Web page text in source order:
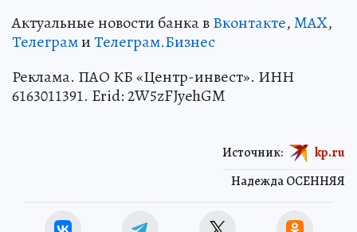
Актуальные новости банка вВконтакте,MAX,
ТелеграмиТелеграм.Бизнес
Реклама. ПАО КБ «Центр-инвест». ИНН
6163011391. Erid: 2W5zFJyehGM
Надежда ОСЕННЯЯ
Источник: kp.ru